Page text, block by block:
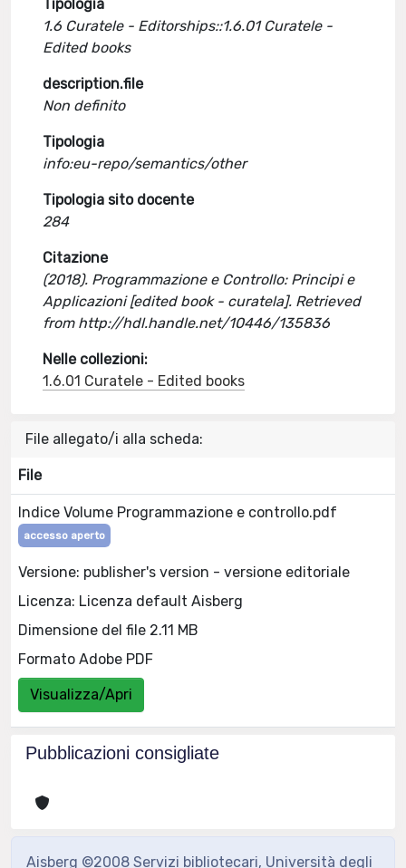
Tipologia
1.6 Curatele - Editorships::1.6.01 Curatele -
Edited books
description.file
Non definito
Tipologia
info:eu-repo/semantics/other
Tipologia sito docente
284
Citazione
(2018). Programmazione e Controllo: Principi e
Applicazioni [edited book - curatela]. Retrieved
from http://hdl.handle.net/10446/135836
Nelle collezioni:
1.6.01 Curatele - Edited books
File allegato/i alla scheda:
File
Indice Volume Programmazione e controllo.pdf
accesso aperto
Versione: publisher's version - versione editoriale
Licenza: Licenza default Aisberg
Dimensione del file 2.11 MB
Formato Adobe PDF
Visualizza/Apri
Pubblicazioni consigliate
Aisberg ©2008 Servizi bibliotecari, Università degli